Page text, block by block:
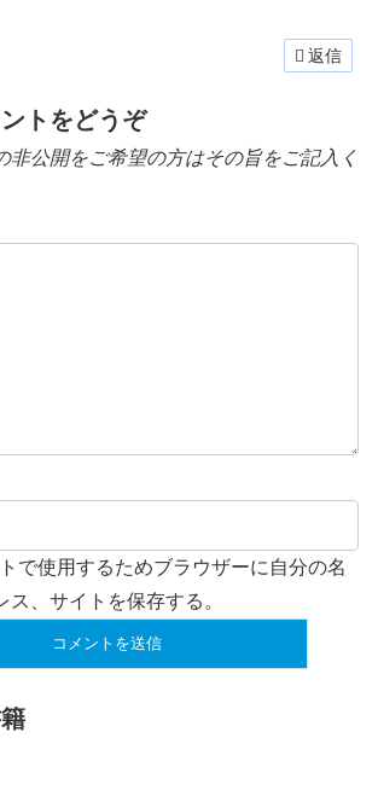
返信
トをどうぞ
開をご希望の方はその旨をご記入く
で使用するためブラウザーに自分の名
、サイトを保存する。